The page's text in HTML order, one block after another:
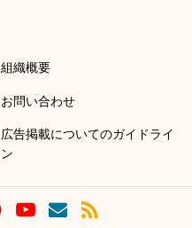
組織概要
お問い合わせ
広告掲載についてのガイドライ
ン